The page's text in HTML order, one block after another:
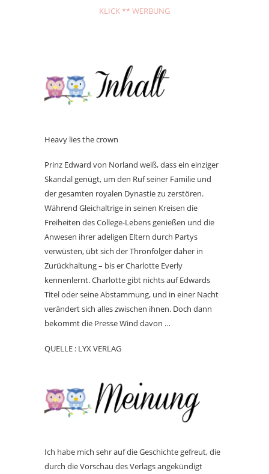
KLICK ** WERBUNG
Heavy lies the crown
Prinz Edward von Norland weiß, dass ein einziger
Skandal genügt, um den Ruf seiner Familie und
der gesamten royalen Dynastie zu zerstören.
Während Gleichaltrige in seinen Kreisen die
Freiheiten des College-Lebens genießen und die
Anwesen ihrer adeligen Eltern durch Partys
verwüsten, übt sich der Thronfolger daher in
Zurückhaltung – bis er Charlotte Everly
kennenlernt. Charlotte gibt nichts auf Edwards
Titel oder seine Abstammung, und in einer Nacht
verändert sich alles zwischen ihnen. Doch dann
bekommt die Presse Wind davon …
QUELLE : LYX VERLAG
Ich habe mich sehr auf die Geschichte gefreut, die
durch die Vorschau des Verlags angekündigt